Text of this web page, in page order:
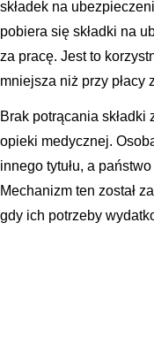
składek na
pobiera się składki na
za pracę. Jest to
mniejsza niż przy płacy
Brak potrącania
opieki medycznej.
innego tytułu, a
Mechanizm ten został
gdy ich potrzeby